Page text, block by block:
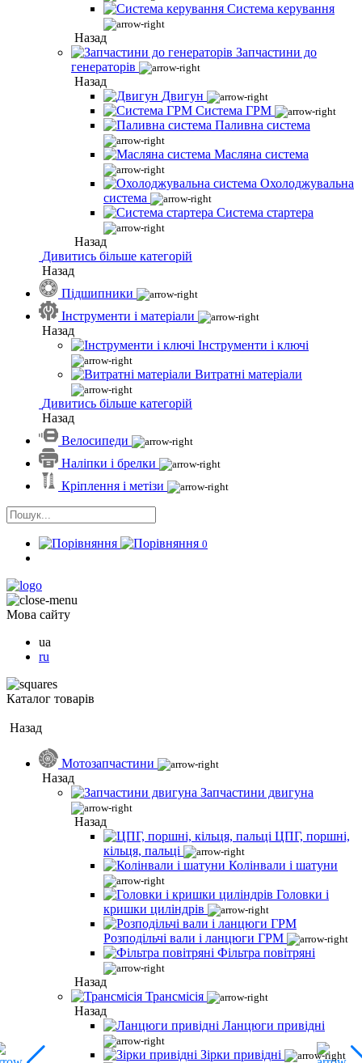
Система керування
Назад
Запчастини до
генераторів
Назад
Двигун
Система ГРМ
Паливна система
Масляна система
Охолоджувальна
система
Система стартера
Назад
Дивитись більше категорій
Назад
Підшипники
Інструменти і матеріали
Назад
Інструменти і ключі
Витратні матеріали
Дивитись більше категорій
Назад
Велосипеди
Наліпки і брелки
Кріплення і метізи
0
Мова сайту
ua
ru
Каталог товарів
Назад
Мотозапчастини
Назад
Запчастини двигуна
Назад
ЦПГ, поршні,
кільця, пальці
Колінвали і шатуни
Головки і
кришки циліндрів
Розподільчі вали і ланцюги ГРМ
Фільтра повітряні
Назад
Трансмісія
Назад
Ланцюги привідні
Зірки привідні